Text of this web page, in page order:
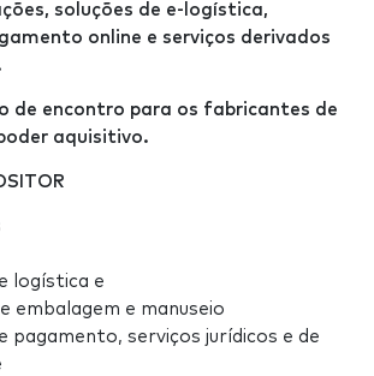
soluções de e-logística,
online e serviços derivados
de encontro para os fabricantes de
aquisitivo.
logística e
embalagem e manuseio
pagamento, serviços jurídicos e de